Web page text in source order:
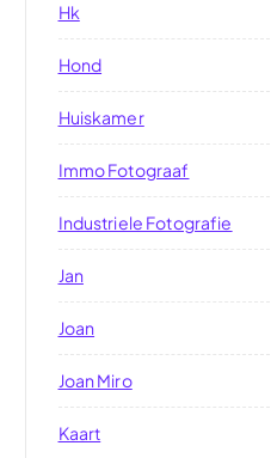
Hk
Hond
Huiskamer
Immo Fotograaf
Industriele Fotografie
Jan
Joan
Joan Miro
Kaart